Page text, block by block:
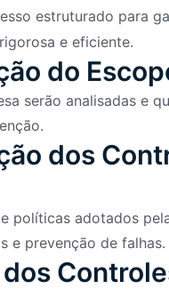
estruturado para
e eficiente.
do
serão analisadas e
dos
políticas adotados
e prevenção de falhas.